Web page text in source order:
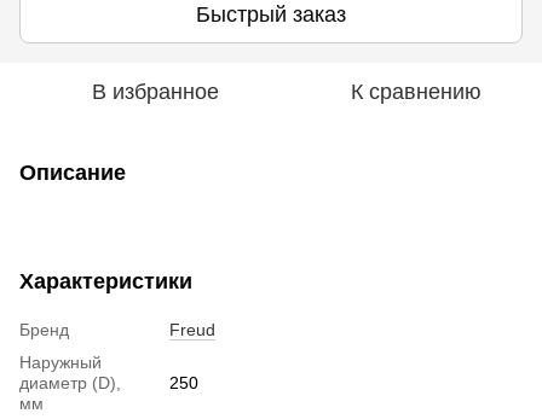
Быстрый заказ
В избранное К сравнению
Описание
Характеристики
Бренд
Freud
Наружный
диаметр (D),
мм
250